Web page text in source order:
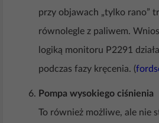
przy objawach „tylko rano”
równolegle z paliwem.
logiką monitoru P2291
podczas fazy kręcenia. (
Pompa wysokiego ciśnienia
To również możliwe, ale nie